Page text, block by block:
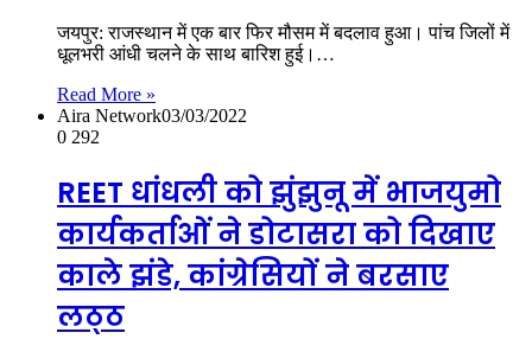
जयपुर: राजस्थान में एक बार फिर मौसम में बदलाव हुआ। पांच जिलों में
धूलभरी आंधी चलने के साथ बारिश हुई।…
Read More »
Aira Network03/03/2022
0 292
REET धांधली को झुंझुनू में भाजयुमो
कार्यकर्ताओं ने डोटासरा को दिखाए
काले झंडे, कांग्रेसियों ने बरसाए
लठ्‌ठ